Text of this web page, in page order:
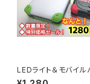
LEDライト＆モバイル